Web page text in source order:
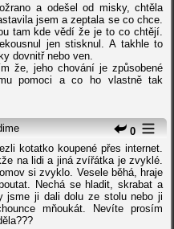
a odešel od misky, chtěla
jsem a zeptala se co chce.
tam kde vědí že je to co chtějí.
jen stisknul. A takhle to
dovnitř nebo ven.
že, jeho chování je způsobené
pomoci a co ho vlastně tak
0
kotatko koupené přes internet.
na lidi a jiná zvířátka je zvyklé.
si zvyklo. Vesele běhá, hraje
Nechá se hladit, skrabat a
jsme ji dali dolu ze stolu nebo ji
mňoukát. Nevíte prosím